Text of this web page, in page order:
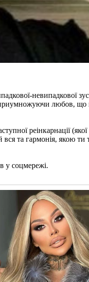
невипадкової
приумножуючи любов,
реінкарнації
та гармонія, якою
у соцмережі.